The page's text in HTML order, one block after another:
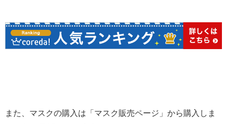
また、マスクの購入は「マスク販売ページ」から購入しま